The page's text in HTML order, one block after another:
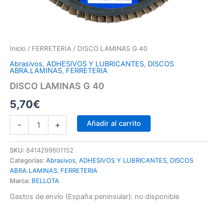
Inicio / FERRETERIA / DISCO LAMINAS G 40
Abrasivos, ADHESIVOS Y LUBRICANTES, DISCOS
ABRA.LAMINAS, FERRETERIA
DISCO LAMINAS G 40
5,70€
- + Añadir al carrito
SKU: 8414299601152
Categorías: Abrasivos, ADHESIVOS Y LUBRICANTES, DISCOS
ABRA.LAMINAS, FERRETERIA
Marca: BELLOTA
Gastos de envío (España peninsular): no disponible